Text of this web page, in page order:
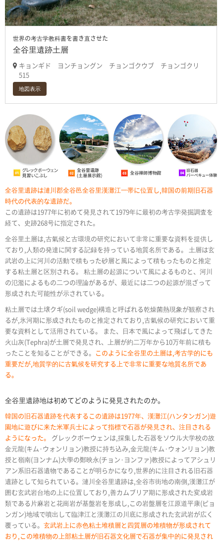
世界の考古学教科書を書き直させた
全谷里遺跡土層
キョンギド ヨンチョングン チョンゴクウブ チョンゴクリ
515
地図表示
全谷里遺跡は漣川郡全谷邑全谷里漢灘江一帯に位置し,韓国の前期旧石器
時代の代表的な遺跡だ。
この遺跡は1977年に初めて発見されて1979年に最初の考古学発掘調査を
経て、史跡268号に指定された。
全谷里土層は,古氣候と古環境の研究において非常に重要な資料を提供し
ており,人類の発達に関する記録を持っている地質名所である。 土層は玄
武岩の上に河川の活動で積もった砂層と風によって積もったものと推定
する粘土層と区別される。 粘土層の起源について風によるものと、河川
の氾濫によるもの二つの理論があるが、最近には二つの起源が混ざって
形成された可能性が示されている。
粘土層では土壌クギ(soil wedge)構造と呼ばれる乾燥菌熱現象が観察され
るが,氷河期に形成されたものと推定されており,古氣候の研究において重
要な資料として活用されている。 また、日本で風によって飛ばしてきた
火山灰(Tephra)が土層で発見され、上層が約二万年から10万年前に積も
ったことを知ることができる。 このように全谷里の土層は,考古学的にも
重要だが,地質学的に古氣候を研究する上で非常に重要な地質名所であ
る。
全谷里遺跡地は初めてどのように発見されたのか。
韓国の旧石器遺跡を代表するこの遺跡は1977年、漢灘江(ハンタンガン)遊
園地に遊びに来た米軍兵士によって指標で石器が発見され、注目される
ようになった。 グレックボーウェンは,採集した石器をソウル大学校の故
金元龍(キム·ウォンリョン)教授に持ち込み,金元龍(キム·ウォンリョン)教
授と嶺南(ヨンナム)大學の鄭映永(チョン·ヨンファ)教授によってアシュリ
アン系旧石器遺物であることが明らかになり,世界的に注目される旧石器
遺跡として知られている。漣川全谷里遺跡は,全谷市街地の南側,漢灘江が
囲む玄武岩台地の上に位置しており,善カムブリア期に形成された変成岩
類である片麻岩と花崗岩が基盤岩を形成し,この岩盤層を江原道平康(ピョ
ンガン)地域で噴出して臨津江と漢灘江の川底に形成された玄武岩が広く
覆っている。 玄武岩上に赤色粘土堆積層と四質層の堆積物が形成されて
おり,この堆積物の上部粘土層が旧石器文化層で石器が集中的に発見され